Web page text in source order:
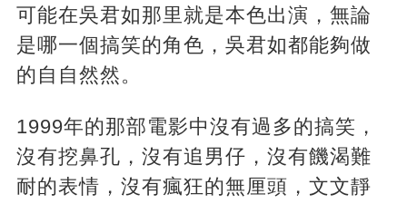
可能在吳君如那里就是本色出演，無論
是哪一個搞笑的角色，吳君如都能夠做
的自自然然。
1999年的那部電影中沒有過多的搞笑，
沒有挖鼻孔，沒有追男仔，沒有饑渴難
耐的表情，沒有瘋狂的無厘頭，文文靜